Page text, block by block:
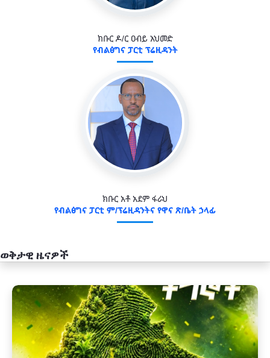
ክቡር ዶ/ር ዐብይ አህመድ
የብልፅግና ፓርቲ ፕሬዚዳንት
ክቡር አቶ አደም ፋራህ
የብልፅግና ፓርቲ ም/ፕሬዚዳንትና የዋና ጽ/ቤት ኃላፊ
ወቅታዊ ዜናዎች
አዲስ